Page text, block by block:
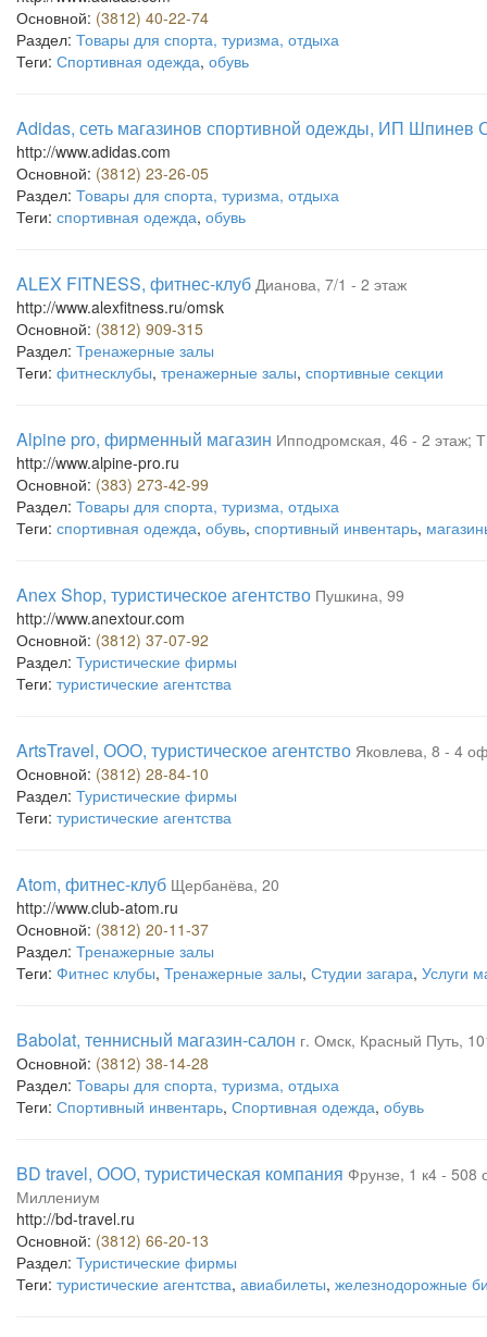
Основной: (3812) 40-22-74
Раздел: Товары для спорта, туризма, отдыха
Теги: Спортивная одежда, обувь
Adidas, сеть магазинов спортивной одежды, ИП Шпинев
http://www.adidas.com
Основной: (3812) 23-26-05
Раздел: Товары для спорта, туризма, отдыха
Теги: спортивная одежда, обувь
ALEX FITNESS, фитнес-клуб Дианова, 7/1 - 2 этаж
http://www.alexfitness.ru/omsk
Основной: (3812) 909-315
Раздел: Тренажерные залы
Теги: фитнесклубы, тренажерные залы, спортивные секции
Alpine pro, фирменный магазин Ипподромская, 46 - 2 этаж;
http://www.alpine-pro.ru
Основной: (383) 273-42-99
Раздел: Товары для спорта, туризма, отдыха
Теги: спортивная одежда, обувь, спортивный инвентарь,
Anex Shop, туристическое агентство Пушкина, 99
http://www.anextour.com
Основной: (3812) 37-07-92
Раздел: Туристические фирмы
Теги: туристические агентства
ArtsTravel, ООО, туристическое агентство Яковлева, 8 - 4
Основной: (3812) 28-84-10
Раздел: Туристические фирмы
Теги: туристические агентства
Atom, фитнес-клуб Щербанёва, 20
http://www.club-atom.ru
Основной: (3812) 20-11-37
Раздел: Тренажерные залы
Теги: Фитнес клубы, Тренажерные залы, Студии загара, Услуги
Babolat, теннисный магазин-салон г. Омск, Красный Путь,
Основной: (3812) 38-14-28
Раздел: Товары для спорта, туризма, отдыха
Теги: Спортивный инвентарь, Спортивная одежда, обувь
BD travel, ООО, туристическая компания Фрунзе, 1 к4 - 508
Миллениум
http://bd-travel.ru
Основной: (3812) 66-20-13
Раздел: Туристические фирмы
Теги: туристические агентства, авиабилеты, железнодорожные